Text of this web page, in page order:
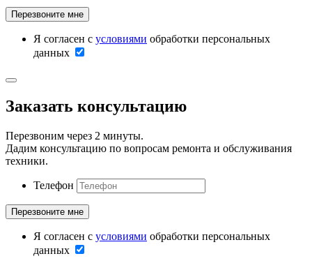
Я согласен с условиями обработки персональных
данных
Заказать консультацию
Перезвоним через 2 минуты.
Дадим консультацию по вопросам ремонта и обслуживания
техники.
Телефон
Я согласен с условиями обработки персональных
данных